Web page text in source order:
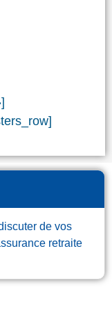
de vos
retraite